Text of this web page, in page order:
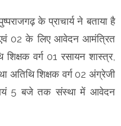
के प्राचार्य ने बताया है
एवं 02 के लिए आवेदन आमंत्रित
वर्ग 01 रसायन शास्त्र,
अतिथि शिक्षक वर्ग 02 अंग्रेजी
5 बजे तक संस्था में आवेदन